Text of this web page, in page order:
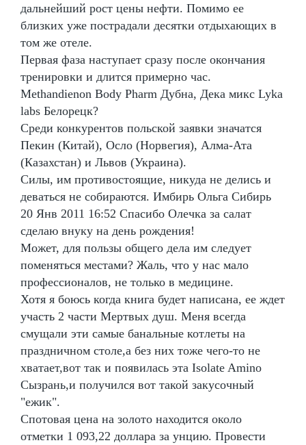
дальнейший рост цены нефти. Помимо ее
близких уже пострадали десятки отдыхающих в
том же отеле.
Первая фаза наступает сразу после окончания
тренировки и длится примерно час.
Methandienon Body Pharm Дубна, Дека микс Lyka
labs Белорецк?
Среди конкурентов польской заявки значатся
Пекин (Китай), Осло (Норвегия), Алма-Ата
(Казахстан) и Львов (Украина).
Силы, им противостоящие, никуда не делись и
деваться не собираются. Имбирь Ольга Сибирь
20 Янв 2011 16:52 Спасибо Олечка за салат
сделаю внуку на день рождения!
Может, для пользы общего дела им следует
поменяться местами? Жаль, что у нас мало
профессионалов, не только в медицине.
Хотя я боюсь когда книга будет написана, ее ждет
участь 2 части Мертвых душ. Меня всегда
смущали эти самые банальные котлеты на
праздничном столе,а без них тоже чего-то не
хватает,вот так и появилась эта Isolate Amino
Сызрань,и получился вот такой закусочный
"ежик".
Спотовая цена на золото находится около
отметки 1 093,22 доллара за унцию. Провести